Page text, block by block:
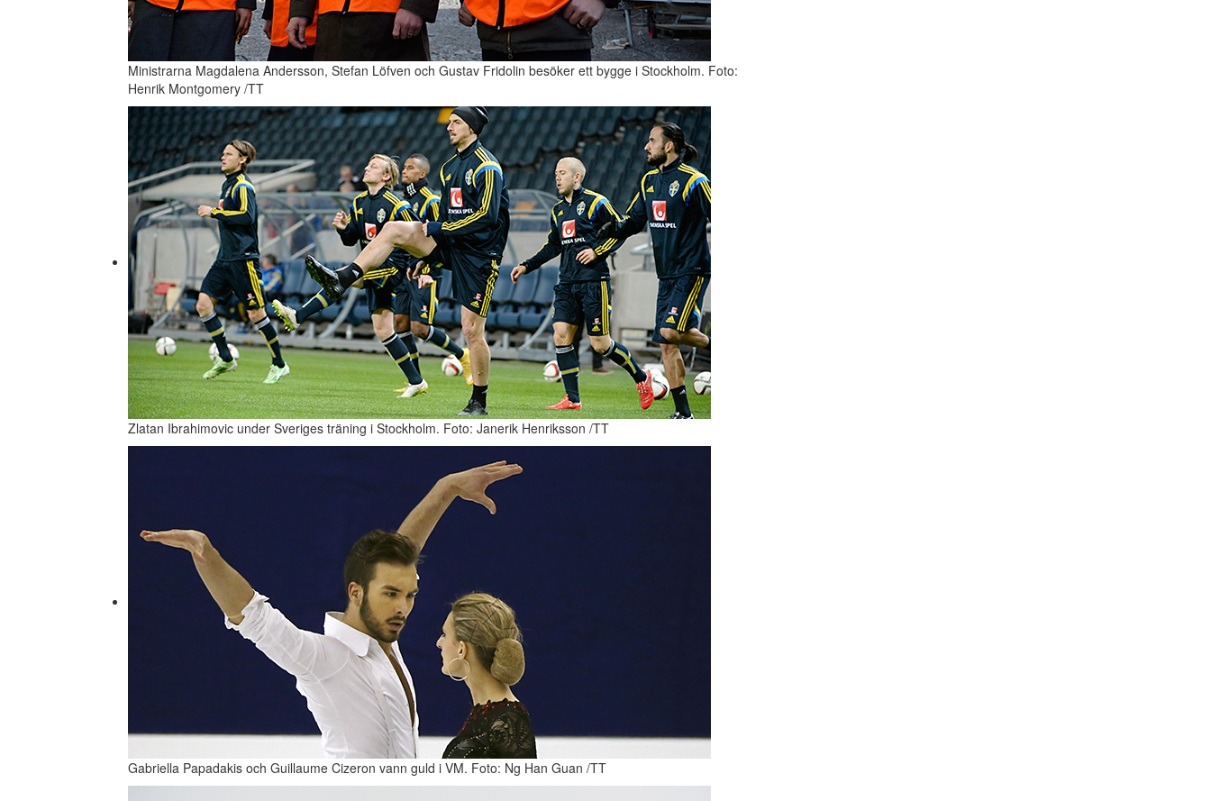
Ministrarna Magdalena Andersson, Stefan Löfven och Gustav Fridolin besöker ett bygge i Stockholm. Foto:
Henrik Montgomery /TT
Zlatan Ibrahimovic under Sveriges träning i Stockholm. Foto: Janerik Henriksson /TT
Gabriella Papadakis och Guillaume Cizeron vann guld i VM. Foto: Ng Han Guan /TT